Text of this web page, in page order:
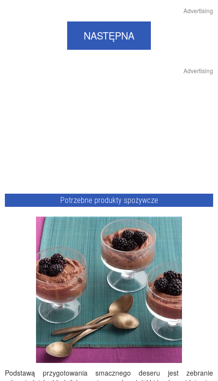
Advertising
NASTĘPNA
Advertising
Potrzebne produkty spożywcze
Podstawą przygotowania smacznego deseru jest zebranie